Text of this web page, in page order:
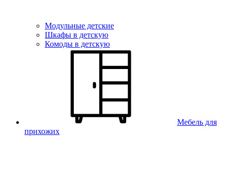
Модульные детские
Шкафы в детскую
Комоды в детскую
Мебель для
прихожих